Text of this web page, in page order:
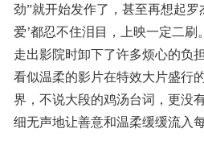
劲”就开始发作了，甚至再想起罗
爱’都忍不住泪目，上映一定二刷
走出影院时卸下了许多烦心的负
看似温柔的影片在特效大片盛行
界，不说大段的鸡汤台词，更没
细无声地让善意和温柔缓缓流入